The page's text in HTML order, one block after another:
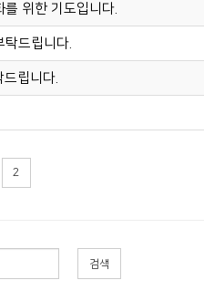
위한 기도입니다.
드립니다.
립니다.
2
검색